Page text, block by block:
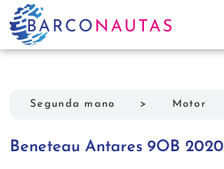
Segunda mano > Motor
Beneteau Antares 9OB 2020